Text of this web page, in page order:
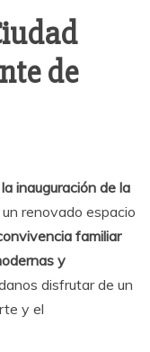
de
inauguración de la
, un renovado espacio
familiar
y
disfrutar de un
y el